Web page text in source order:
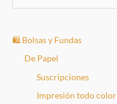
u
c
🛍️ Bolsas y Fundas
De Papel
Suscripciones
Impresión todo color